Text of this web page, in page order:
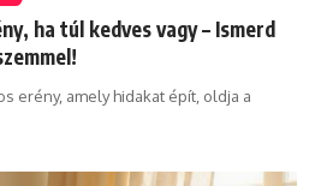
ha túl kedves vagy – Ismerd
erény, amely hidakat épít, oldja a